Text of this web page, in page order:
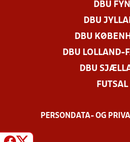
DBU FYN
DBU
DBU
DBU LOLLAND-
DBU
FUTSAL
PERSONDATA- OG